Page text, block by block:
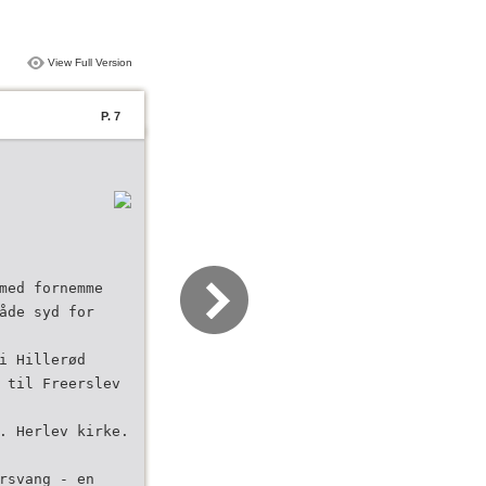
View Full Version
P. 7
fornemme
syd for
i Hillerød
til Freerslev
Herlev kirke.
- en